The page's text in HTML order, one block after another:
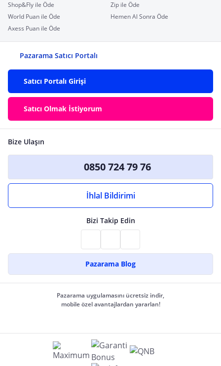
Shop&Fly ile Öde
Zip ile Öde
World Puan ile Öde
Hemen Al Sonra Öde
Axess Puan ile Öde
Pazarama Satıcı Portalı
Satıcı Portalı Girişi
Satıcı Olmak İstiyorum
Bize Ulaşın
0850 724 79 76
İhlal Bildirimi
Bizi Takip Edin
Pazarama Blog
Pazarama uygulamasını ücretsiz indir,
mobile özel avantajlardan yararlan!